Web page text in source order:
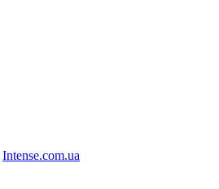
Intense.com.ua